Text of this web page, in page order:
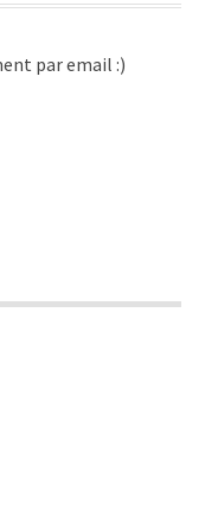
par email :)